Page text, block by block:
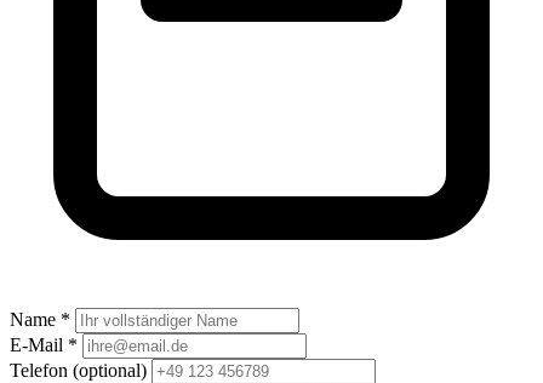
Name *
E-Mail *
Telefon (optional)